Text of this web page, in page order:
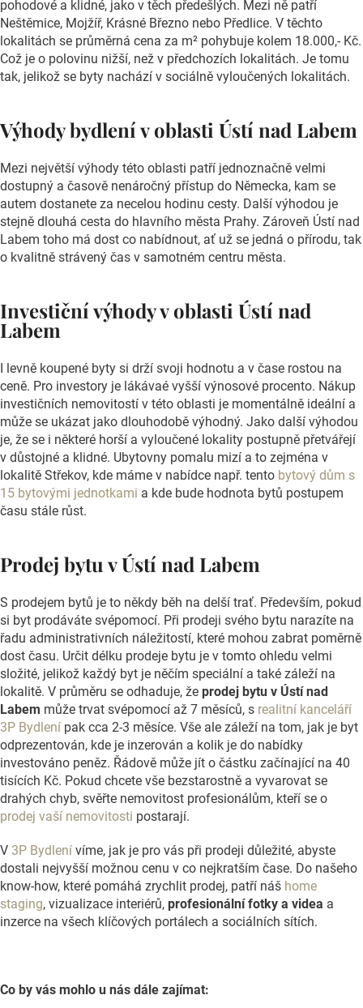
pohodové a klidné, jako v těch předešlých. Mezi ně patří
Neštěmice, Mojžíř, Krásné Březno nebo Předlice. V těchto
lokalitách se průměrná cena za m² pohybuje kolem 18.000,- Kč.
Což je o polovinu nižší, než v předchozích lokalitách. Je tomu
tak, jelikož se byty nachází v sociálně vyloučených lokalitách.
Výhody bydlení v oblasti Ústí nad Labem
Mezi největší výhody této oblasti patří jednoznačně velmi
dostupný a časově nenáročný přístup do Německa, kam se
autem dostanete za necelou hodinu cesty. Další výhodou je
stejně dlouhá cesta do hlavního města Prahy. Zároveň Ústí nad
Labem toho má dost co nabídnout, ať už se jedná o přírodu, tak
o kvalitně strávený čas v samotném centru města.
Investiční výhody v oblasti Ústí nad
Labem
I levně koupené byty si drží svoji hodnotu a v čase rostou na
ceně. Pro investory je lákávaé vyšší výnosové procento. Nákup
investičních nemovitostí v této oblasti je momentálně ideální a
může se ukázat jako dlouhodobě výhodný. Jako další výhodou
je, že se i některé horší a vyloučené lokality postupně přetvářejí
v důstojné a klidné. Ubytovny pomalu mizí a to zejména v
lokalitě Střekov, kde máme v nabídce např. tento bytový dům s
15 bytovými jednotkami a kde bude hodnota bytů postupem
času stále růst.
Prodej bytu v Ústí nad Labem
S prodejem bytů je to někdy běh na delší trať. Především, pokud
si byt prodáváte svépomocí. Při prodeji svého bytu narazíte na
řadu administrativních náležitostí, které mohou zabrat poměrně
dost času. Určit délku prodeje bytu je v tomto ohledu velmi
složité, jelikož každý byt je něčím speciální a také záleží na
lokalitě. V průměru se odhaduje, že prodej bytu v Ústí nad
Labem může trvat svépomocí až 7 měsíců, s realitní kanceláří
3P Bydlení pak cca 2-3 měsíce. Vše ale záleží na tom, jak je byt
odprezentován, kde je inzerován a kolik je do nabídky
investováno peněz. Řádově může jít o částku začínající na 40
tisících Kč. Pokud chcete vše bezstarostně a vyvarovat se
drahých chyb, svěřte nemovitost profesionálům, kteří se o
prodej vaší nemovitosti postarají.
V 3P Bydlení víme, jak je pro vás při prodeji důležité, abyste
dostali nejvyšší možnou cenu v co nejkratším čase. Do našeho
know-how, které pomáhá zrychlit prodej, patří náš home
staging, vizualizace interiérů, profesionální fotky a videa a
inzerce na všech klíčových portálech a sociálních sítích.
Co by vás mohlo u nás dále zajímat: